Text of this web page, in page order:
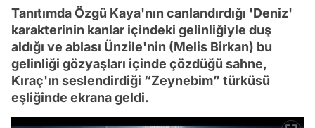
Tanıtımda Özgü Kaya'nın canlandırdığı 'Deniz'
karakterinin kanlar içindeki gelinliğiyle duş
aldığı ve ablası Ünzile'nin (Melis Birkan) bu
gelinliği gözyaşları içinde çözdüğü sahne,
Kıraç'ın seslendirdiği “Zeynebim” türküsü
eşliğinde ekrana geldi.